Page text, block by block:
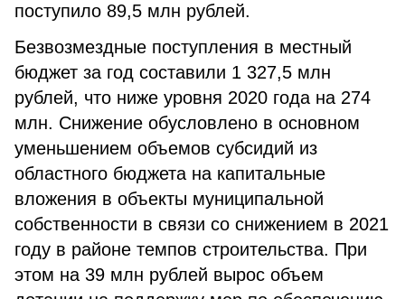
поступило 89,5 млн рублей.
Безвозмездные поступления в местный
бюджет за год составили 1 327,5 млн
рублей, что ниже уровня 2020 года на 274
млн. Снижение обусловлено в основном
уменьшением объемов субсидий из
областного бюджета на капитальные
вложения в объекты муниципальной
собственности в связи со снижением в 2021
году в районе темпов строительства. При
этом на 39 млн рублей вырос объем